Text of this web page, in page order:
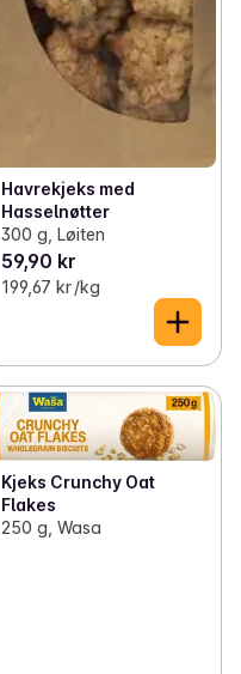
Havrekjeks med
Hasselnøtter
300 g, Løiten
59,90 kr
199,67 kr /kg
Kjeks Crunchy Oat
Flakes
250 g, Wasa